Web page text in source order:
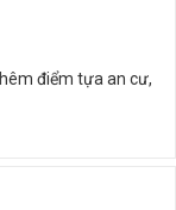
điểm tựa an cư,